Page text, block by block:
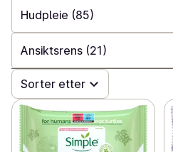
Hudpleie (85)
✓ Alle (427)
✓ Såpe (82)
✓ Hårpleie (88)
✓ Hudpleie(85)
Ansiktsrens (21)
✓ Alle (85)
Ansiktspleie (24)
✓ Ansiktsrens (21)
Sorter etter